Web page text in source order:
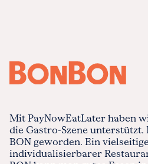
Mit PayNowEatLater haben
die Gastro-Szene unterstützt.
BON geworden. Ein
individualisierbarer